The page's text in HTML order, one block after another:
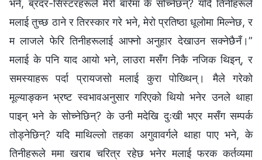
भने, ब्रदर-सिस्टरहरूले मेरो बारेमा के सोच्‍नेछन्? यदि तिनीहरूले
मलाई तुच्छ ठाने र तिरस्कार गरे भने, मेरो प्रतिष्ठा धूलोमा मिल्नेछ, र
म लाजले फेरि तिनीहरूलाई आफ्‍नो अनुहार देखाउन सक्‍नेछैनँ।”
मलाई के पनि याद आयो भने, लाउरा मसँग निकै नजिक थिइन्, र
समस्याहरू पर्दा प्रायजसो मलाई कुरा पोख्थिन्। मैले गरेको
मूल्याङ्कन भ्रष्ट स्वभावअनुसार गरिएको थियो भनेर उनले थाहा
पाइन् भने के सोच्‍नेछिन्? के उनी मदेखि दुःखी भएर मसँग सम्पर्क
तोड्नेछिन्? यदि माथिल्‍लो तहका अगुवावर्गले थाहा पाए भने, के
तिनीहरूले ममा खराब चरित्र रहेछ भनेर मलाई फरक कर्तव्यमा